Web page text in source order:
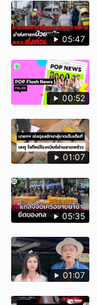
05:47
00:52
01:07
05:35
01:07